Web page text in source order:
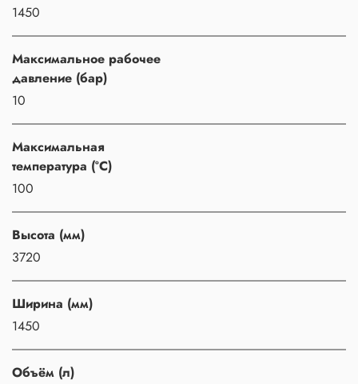
1450
Максимальное рабочее
давление (бар)
10
Максимальная
температура (°C)
100
Высота (мм)
3720
Ширина (мм)
1450
Объём (л)